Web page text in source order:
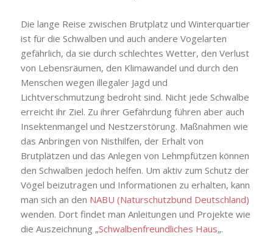
Die lange Reise zwischen Brutplatz und Winterquartier
ist für die Schwalben und auch andere Vogelarten
gefährlich, da sie durch schlechtes Wetter, den Verlust
von Lebensräumen, den Klimawandel und durch den
Menschen wegen illegaler Jagd und
Lichtverschmutzung bedroht sind. Nicht jede Schwalbe
erreicht ihr Ziel. Zu ihrer Gefährdung führen aber auch
Insektenmangel und Nestzerstörung. Maßnahmen wie
das Anbringen von Nisthilfen, der Erhalt von
Brutplätzen und das Anlegen von Lehmpfützen können
den Schwalben jedoch helfen. Um aktiv zum Schutz der
Vögel beizutragen und Informationen zu erhalten, kann
man sich an den NABU (Naturschutzbund Deutschland)
wenden. Dort findet man Anleitungen und Projekte wie
die Auszeichnung „Schwalbenfreundliches Haus„.